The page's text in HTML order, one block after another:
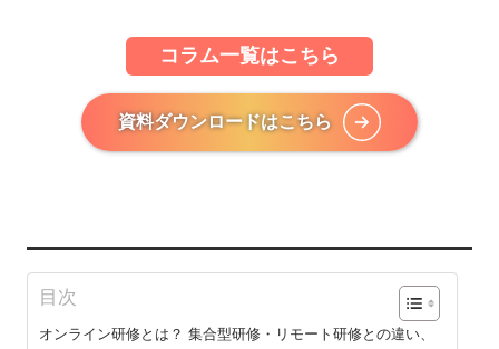
コラム一覧はこちら
資料ダウンロードはこちら
目次
オンライン研修とは？ 集合型研修・リモート研修との違い、